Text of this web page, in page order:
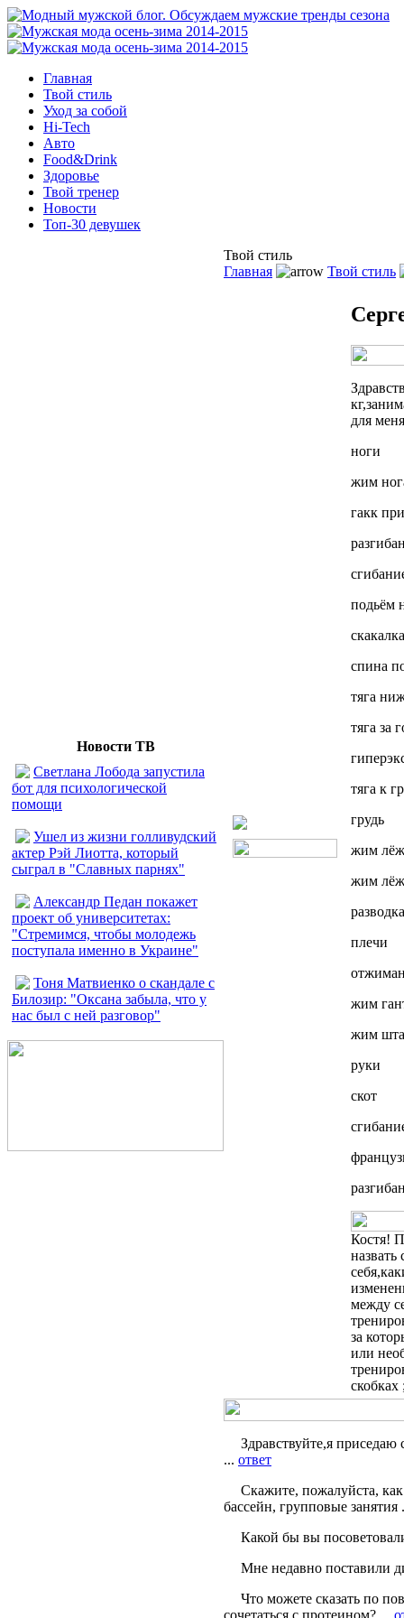
Главная
Твой стиль
Уход за собой
Hi-Tech
Авто
Food&Drink
Здоровье
Твой тренер
Новости
Топ-30 девушек
Новости ТВ
Светлана Лобода запустила
бот для психологической
помощи
Ушел из жизни голливудский
актер Рэй Лиотта, который
сыграл в "Славных парнях"
Александр Педан покажет
проект об университетах:
"Стремимся, чтобы молодежь
поступала именно в Украине"
Тоня Матвиенко о скандале с
Билозир: "Оксана забыла, что у
нас был с ней разговор"
Твой стиль
Главная
Твой стиль
для
ноги
жим
гакк
подьём
спина
тяга
тяга за
тяга к
грудь
жим
жим
плечи
жим
жим
руки
скот
Костя!
назвать
между
за
или
скобках
Здравствуйте,я приседаю
... ответ
Скажите, пожалуйста,
бассейн, групповые занятия
Какой бы вы
Мне недавно поставили
Что можете сказать по
сочетаться с протеином? ...